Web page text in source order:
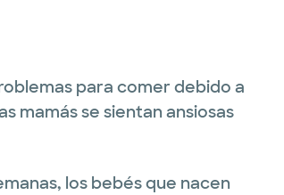
para comer debido a
mamás se sientan ansiosas
los bebés que nacen